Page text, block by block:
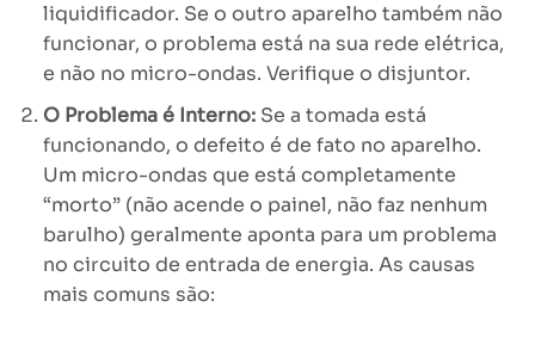
liquidificador. Se o outro aparelho também não
funcionar, o problema está na sua rede elétrica,
e não no micro-ondas. Verifique o disjuntor.
O Problema é Interno:Se a tomada está
funcionando, o defeito é de fato no aparelho.
Um micro-ondas que está completamente
“morto” (não acende o painel, não faz nenhum
barulho) geralmente aponta para um problema
no circuito de entrada de energia. As causas
mais comuns são: